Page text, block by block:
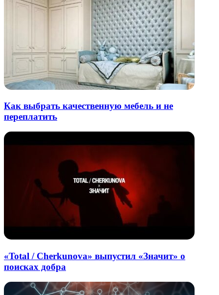
Как выбрать качественную мебель и не
переплатить
«Total / Cherkunova» выпустил «Значит» о
поисках добра